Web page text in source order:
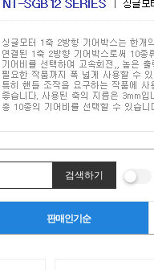
판매인기순